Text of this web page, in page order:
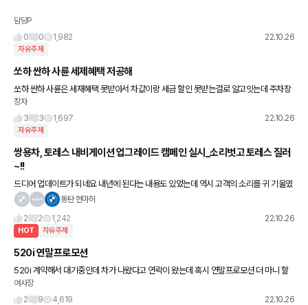
담당P
0
0 1,982 22.10.26
자유주제
쏘하 싼하 사륜 세제혜택 저공해
쏘하 싼하 사륜은 세재혜택 못받아서 차값이랑 세금 할인 못받는걸로 알고잇는데 주차장
이나 이런 저공해 할인같은 것도 못받나요?
창자
3
3 1,697 22.10.26
자유주제
쌍용차, 토레스 내비게이션 업그레이드 캠페인 실시_소리벗고 토레스 질러
~!!
드디어 업데이트가 되네요 내년에 된다는 내용도 있었는데 역시 고객의 소리를 귀 기울였
동탄 현마허
2
2 1,242 22.10.26
HOT 자유주제
520i 연말프로모션
520i 계약해서 대기중인데 차가 나왔다고 연락이 왔는데 혹시 연말프로모션 더 마니 할
인 될까봐 그때까지 기다려야 할지 고민중이에요. 저는 차도 급한상황은 아니여서요.
여사장
2
9 4,619 22.10.26